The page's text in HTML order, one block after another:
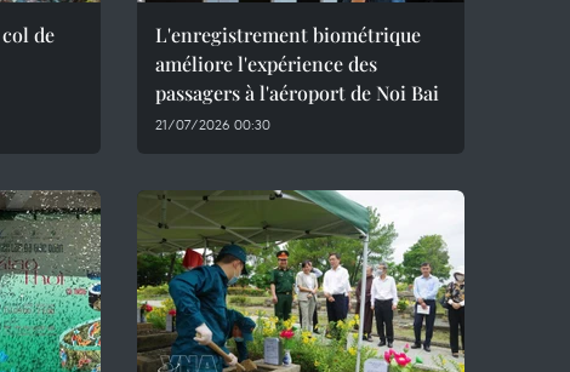
de
L'enregistrement biométrique
améliore l'expérience des
passagers à l'aéroport de Noi Bai
21/07/2026 00:30